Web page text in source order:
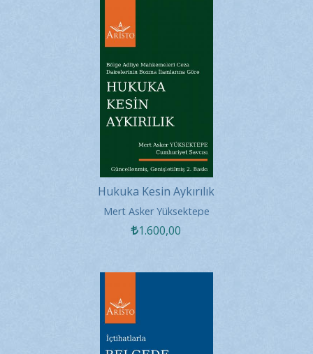
Hukuka Kesin Aykırılık
Mert Asker Yüksektepe
1.600,00